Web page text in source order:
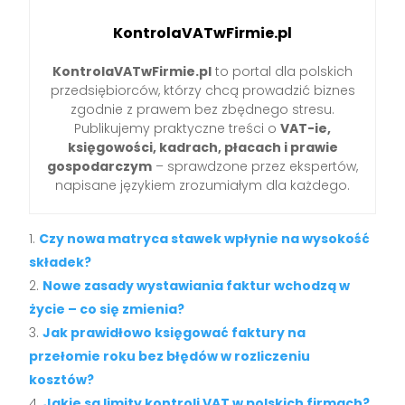
KontrolaVATwFirmie.pl
KontrolaVATwFirmie.pl to portal dla polskich
przedsiębiorców, którzy chcą prowadzić biznes
zgodnie z prawem bez zbędnego stresu.
Publikujemy praktyczne treści o VAT-ie,
księgowości, kadrach, płacach i prawie
gospodarczym – sprawdzone przez ekspertów,
napisane językiem zrozumiałym dla każdego.
Czy nowa matryca stawek wpłynie na wysokość
składek?
Nowe zasady wystawiania faktur wchodzą w
życie – co się zmienia?
Jak prawidłowo księgować faktury na
przełomie roku bez błędów w rozliczeniu
kosztów?